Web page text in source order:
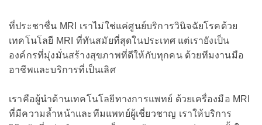
ที่ประชาชื่น MRI เราไม่ใช่แค่ศูนย์บริการวินิจฉัยโรคด้วย
เทคโนโลยี MRI ที่ทันสมัยที่สุดในประเทศ แต่เรายังเป็น
องค์กรที่มุ่งมั่นสร้างสุขภาพที่ดีให้กับทุกคน ด้วยทีมงานมือ
อาชีพและบริการที่เป็นเลิศ
เราคือผู้นำด้านเทคโนโลยีทางการแพทย์ ด้วยเครื่องมือ MRI
ที่มีความล้ำหน้าและทีมแพทย์ผู้เชี่ยวชาญ เราให้บริการ